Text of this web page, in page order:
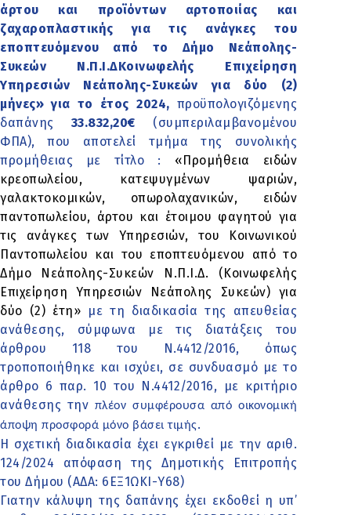
άρτου και προϊόντων αρτοποιίας και
ζαχαροπλαστικής για τις ανάγκες του
εποπτευόμενου από το Δήμο Νεάπολης-
Συκεών Ν.Π.Ι.ΔΚοινωφελής Επιχείρηση
Υπηρεσιών Νεάπολης-Συκεών για δύο (2)
μήνες» για το έτος 2024, προϋπολογιζόμενης
δαπάνης 33.832,20€ (συμπεριλαμβανομένου
ΦΠΑ), που αποτελεί τμήμα
της συνολικής
προμήθειας με τίτλο :
«Προμήθεια ειδών
κρεοπωλείου, κατεψυγμένων ψαριών,
γαλακτοκομικών, οπωρολαχανικών, ειδών
παντοπωλείου, άρτου και έτοιμου φαγητού για
τις ανάγκες των Υπηρεσιών, του Κοινωνικού
Παντοπωλείου και του εποπτευόμενου από το
Δήμο Νεάπολης-Συκεών Ν.Π.Ι.Δ. (Κοινωφελής
Επιχείρηση Υπηρεσιών Νεάπολης Συκεών) για
δύο (2) έτη» με τη διαδικασία της απευθείας
ανάθεσης, σύμφωνα με τις διατάξεις του
άρθρου 118 του Ν.4412/2016, όπως
τροποποιήθηκε και ισχύει, σε συνδυασμό με το
άρθρο 6 παρ. 10 του Ν.4412/2016, με κριτήριο
ανάθεσης την πλέον συμφέρουσα από οικονομική
άποψη προσφορά μόνο βάσει τιμής.
Η σχετική διαδικασία έχει εγκριθεί με την αριθ.
124/2024 απόφαση της Δημοτικής Επιτροπής
του Δήμου (ΑΔΑ: 6ΕΞ1ΩΚΙ-Υ68)
Γιατην κάλυψη της δαπάνης έχει εκδοθεί η υπ’